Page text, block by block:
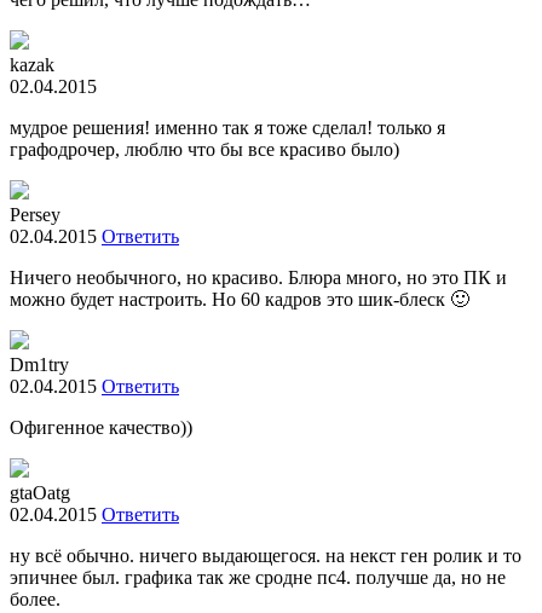
kazak
02.04.2015
мудрое решения! именно так я тоже сделал! только я
графодрочер, люблю что бы все красиво было)
Persey
02.04.2015 Ответить
Ничего необычного, но красиво. Блюра много, но это ПК и
можно будет настроить. Но 60 кадров это шик-блеск 🙂
Dm1try
02.04.2015 Ответить
Офигенное качество))
gtaOatg
02.04.2015 Ответить
ну всё обычно. ничего выдающегося. на некст ген ролик и то
эпичнее был. графика так же сродне пс4. получше да, но не
более.